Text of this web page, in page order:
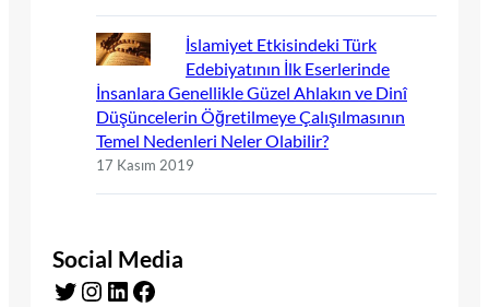
İslamiyet Etkisindeki Türk
Edebiyatının İlk Eserlerinde
İnsanlara Genellikle Güzel Ahlakın ve Dinî
Düşüncelerin Öğretilmeye Çalışılmasının
Temel Nedenleri Neler Olabilir?
17 Kasım 2019
Social Media
Twitter Instagram LinkedIn Facebook